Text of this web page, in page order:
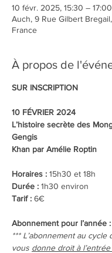
10 févr. 2025, 15:30 – 17:00
Auch, 9 Rue Gilbert
France
À propos de
SUR INSCRIPTION
10 FÉVRIER 2024
L’histoire secrète des
Gengis
Khan par Amélie Roptin
Horaires : 15h30 et 18h
Durée : 1h30 environ
Tarif : 6€
Abonnement pour l’année :
*** L’abonnement au
vous donne droit à